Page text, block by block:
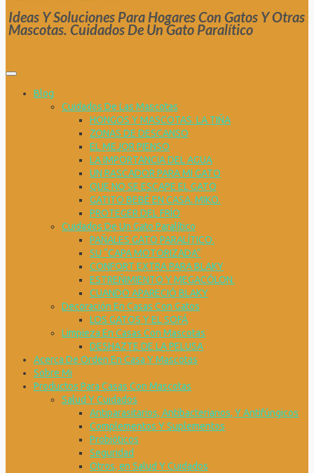
Ideas Y Soluciones Para Hogares Con Gatos Y Otras
Mascotas. Cuidados De Un Gato Paralítico
Blog
Cuidados De Las Mascotas
HONGOS Y MASCOTAS. LA TIÑA
ZONAS DE DESCANSO
EL MEJOR PIENSO
LA IMPORTANCIA DEL AGUA
UN RASCADOR PARA MI GATO
QUE NO SE ESCAPE EL GATO
GATITO BEBÉ EN CASA. MIKO.
PROTEGER DEL FRÍO
Cuidados De Un Gato Paralítico
PAÑALES GATO PARALÍTICO.
SU “CAPA MOTORIZADA”
CONFORT EXTRA PARA BLAKY
ESTREÑIMIENTO Y MEGACÓLON.
CUANDO APARECIÓ BLAKY
Decoración En Casas Con Gatos
LOS GATOS Y EL SOFÁ
Limpieza En Casas Con Mascotas
DESHAZTE DE LA PELUSA
Acerca De Orden En Casa Y Mascotas
Sobre Mi
Productos Para Casas Con Mascotas
Salud Y Cuidados
Antiparasitarios, Antibacterianos, Y Antifúngicos
Complementos Y Suplementos
Probióticos
Seguridad
Otros, en Salud Y Cuidados